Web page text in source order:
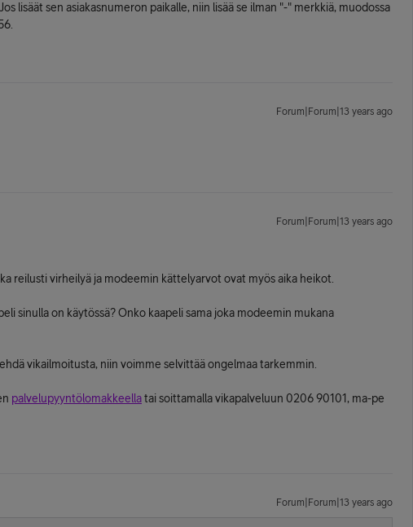
lisäät sen asiakasnumeron paikalle, niin lisää se ilman "-" merkkiä, muodossa
Forum|Forum|13 years ago
Forum|Forum|13 years ago
reilusti virheilyä ja modeemin kättelyarvot ovat myös aika heikot.
sinulla on käytössä? Onko kaapeli sama joka modeemin mukana
vikailmoitusta, niin voimme selvittää ongelmaa tarkemmin.
palvelupyyntölomakkeellatai soittamalla vikapalveluun 0206 90101, ma-pe
Forum|Forum|13 years ago